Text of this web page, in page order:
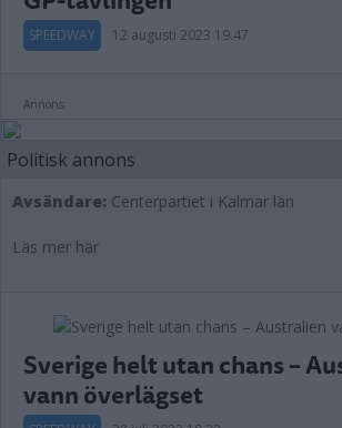
SPEEDWAY 12 augusti 2023 19.47
Annons:
Politisk annons
Avsändare: Centerpartiet i Kalmar län
Läs mer här
Sverige helt utan chans –
vann överlägset